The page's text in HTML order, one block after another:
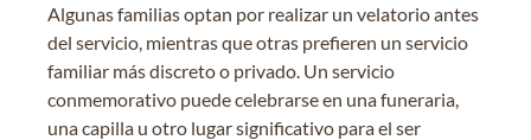
Algunas familias optan por realizar un velatorio antes
del servicio, mientras que otras prefieren un servicio
familiar más discreto o privado. Un servicio
conmemorativo puede celebrarse en una funeraria,
una capilla u otro lugar significativo para el ser